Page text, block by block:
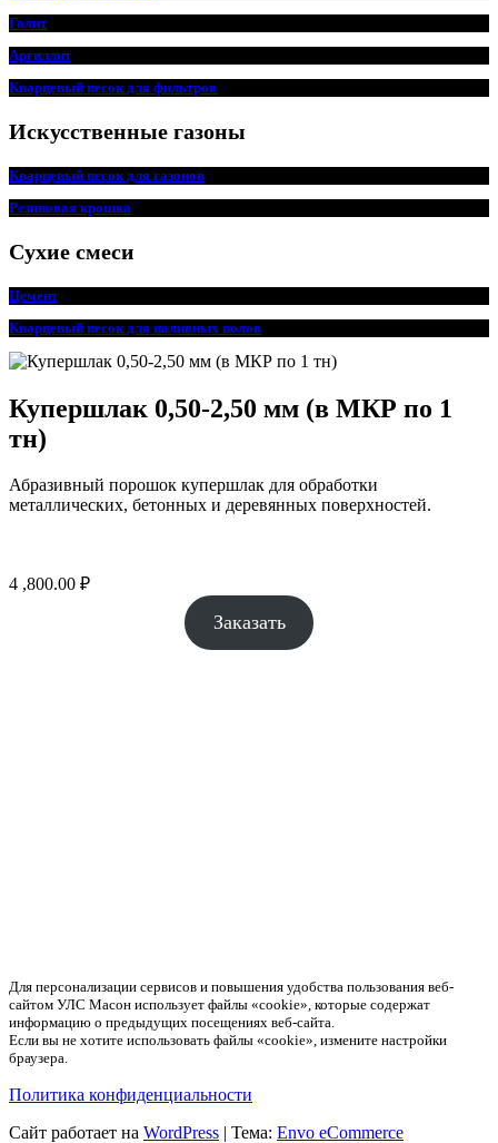
Галит
Аргиллит
Кварцевый песок для фильтров
Искусственные газоны
Кварцевый песок для газонов
Резиновая крошка
Сухие смеси
Цемент
Кварцевый песок для наливных полов
Купершлак 0,50-2,50 мм (в МКР по 1
тн)
Абразивный порошок купершлак для обработки
металлических, бетонных и деревянных поверхностей.
4 ,800.00 ₽
Заказать
Для персонализации сервисов и повышения удобства пользования веб-
сайтом УЛС Масон использует файлы «cookie», которые содержат
информацию о предыдущих посещениях веб-сайта.
Если вы не хотите использовать файлы «cookie», измените настройки
браузера.
Политика конфиденциальности
Сайт работает на WordPress | Тема: Envo eCommerce